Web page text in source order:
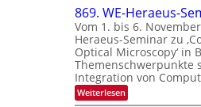
2
6
-
u
n
d
B
i
i
t
d
e
n
k
t
x
o
s
e
n
s
m
e
l
869. WE-Heraeus-
Vom 1. bis 6.
Heraeus-Seminar zu
Optical Microscopy‘ in
Themenschwerpunkte
Integration von
Weiterlesen:
8